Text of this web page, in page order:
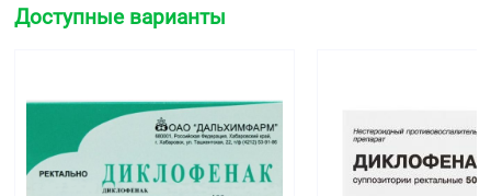
Доступные варианты